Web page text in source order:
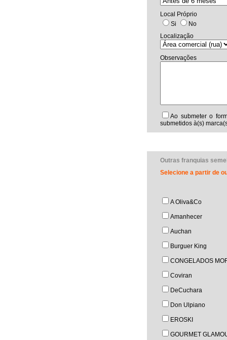
Local Próprio
Si
No
Localização
Observações
Ao submeter o
submetidos à(s)
Outras franquias
Selecione a partir de
A Oliva&Co
Amanhecer
Auchan
Burguer King
CONGELADOS
Coviran
DeCuchara
Don Ulpiano
EROSKI
GOURMET